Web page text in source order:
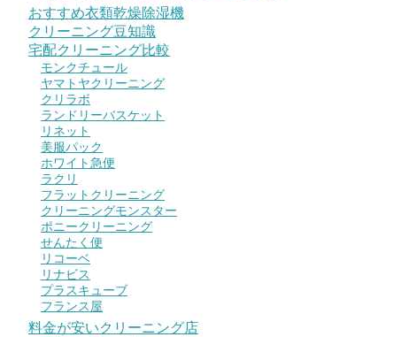
おすすめ衣類乾燥除湿機
クリーニング豆知識
宅配クリーニング比較
モンクチュール
ヤマトヤクリーニング
クリラボ
ランドリーバスケット
リネット
美服パック
ホワイト急便
ラクリ
フラットクリーニング
クリーニングモンスター
ポニークリーニング
せんたく便
リコーベ
リナビス
プラスキューブ
フランス屋
料金が安いクリーニング店